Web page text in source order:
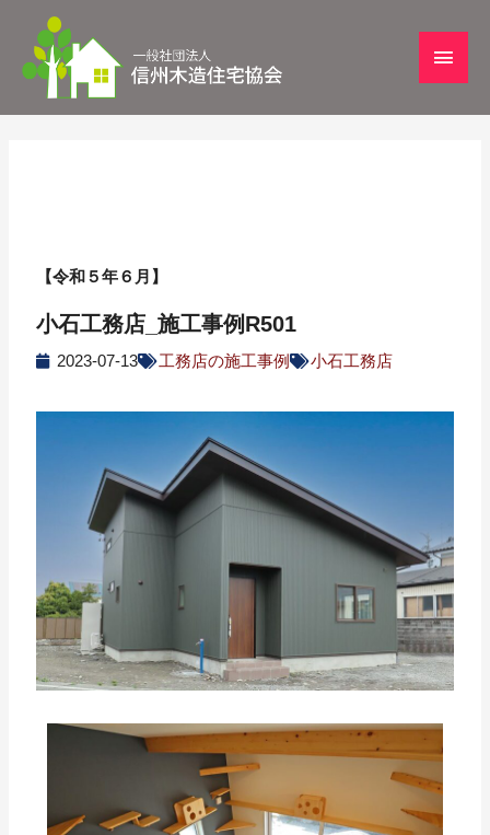
【令和５年６月】
小石工務店_施工事例R501
2023-07-13 工務店の施工事例 小石工務店